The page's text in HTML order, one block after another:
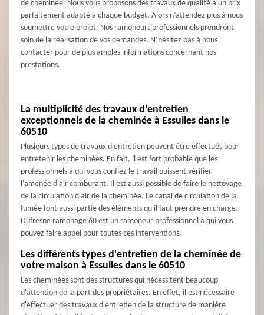
de cheminée. Nous vous proposons des travaux de qualité à un prix
parfaitement adapté à chaque budget. Alors n’attendez plus à nous
soumettre votre projet. Nos ramoneurs professionnels prendront
soin de la réalisation de vos demandes. N’hésitez pas à nous
contacter pour de plus amples informations concernant nos
prestations.
La multiplicité des travaux d'entretien
exceptionnels de la cheminée à Essuiles dans le
60510
Plusieurs types de travaux d'entretien peuvent être effectués pour
entretenir les cheminées. En fait, il est fort probable que les
professionnels à qui vous confiez le travail puissent vérifier
l'amenée d'air comburant. Il est aussi possible de faire le nettoyage
de la circulation d'air de la cheminée. Le canal de circulation de la
fumée font aussi partie des éléments qu'il faut prendre en charge.
Dufresne ramonage 60 est un ramoneur professionnel à qui vous
pouvez faire appel pour toutes ces interventions.
Les différents types d'entretien de la cheminée de
votre maison à Essuiles dans le 60510
Les cheminées sont des structures qui nécessitent beaucoup
d'attention de la part des propriétaires. En effet, il est nécessaire
d'effectuer des travaux d'entretien de la structure de manière